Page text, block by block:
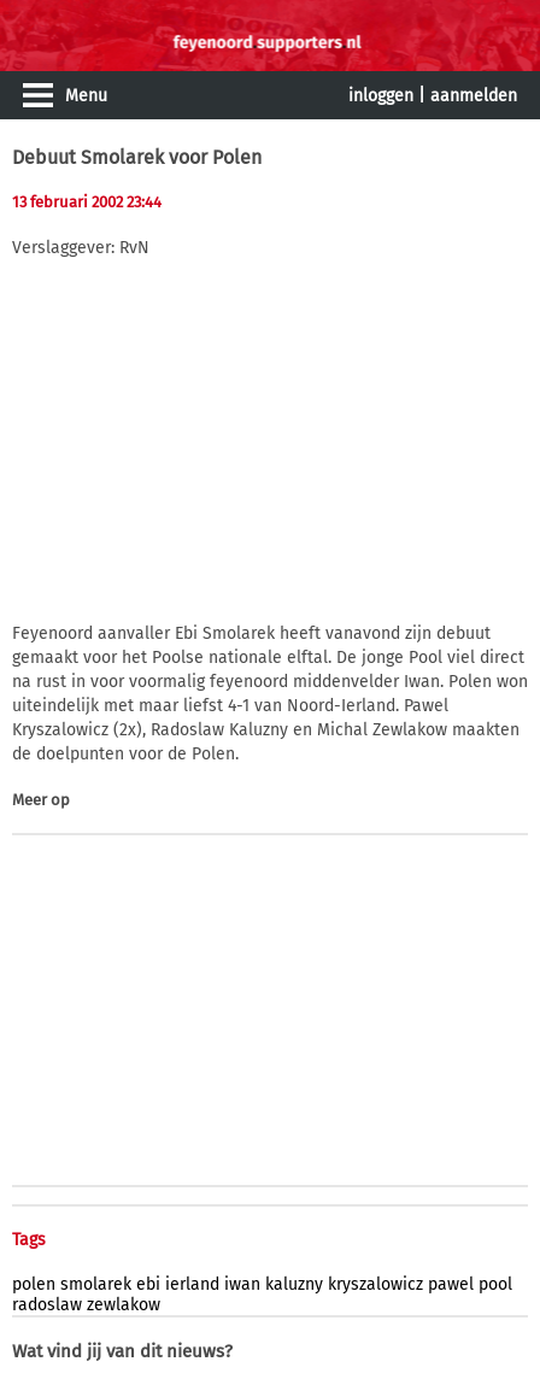
Menu inloggen aanmelden
Debuut Smolarek voor Polen
13 februari 2002 23:44
Verslaggever: RvN
Feyenoord aanvaller Ebi Smolarek heeft vanavond zijn debuut
gemaakt voor het Poolse nationale elftal. De jonge Pool viel direct
na rust in voor voormalig feyenoord middenvelder Iwan. Polen won
uiteindelijk met maar liefst 4-1 van Noord-Ierland. Pawel
Kryszalowicz (2x), Radoslaw Kaluzny en Michal Zewlakow maakten
de doelpunten voor de Polen.
Meer op
Tags
polen smolarek ebi ierland iwan kaluzny kryszalowicz pawel pool
radoslaw zewlakow
Wat vind jij van dit nieuws?